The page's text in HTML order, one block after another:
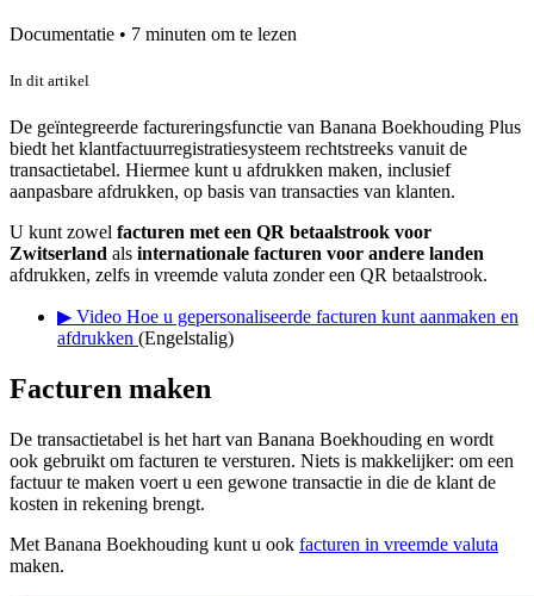
Documentatie • 7 minuten om te lezen
In dit artikel
De geïntegreerde factureringsfunctie van Banana Boekhouding Plus
biedt het klantfactuurregistratiesysteem rechtstreeks vanuit de
transactietabel. Hiermee kunt u afdrukken maken, inclusief
aanpasbare afdrukken, op basis van transacties van klanten.
U kunt zowel facturen met een QR betaalstrook voor
Zwitserland als internationale facturen voor andere landen
afdrukken, zelfs in vreemde valuta zonder een QR betaalstrook.
▶ Video Hoe u gepersonaliseerde facturen kunt aanmaken en
afdrukken (Engelstalig)
Facturen maken
De transactietabel is het hart van Banana Boekhouding en wordt
ook gebruikt om facturen te versturen. Niets is makkelijker: om een
factuur te maken voert u een gewone transactie in die de klant de
kosten in rekening brengt.
Met Banana Boekhouding kunt u ook facturen in vreemde valuta
maken.